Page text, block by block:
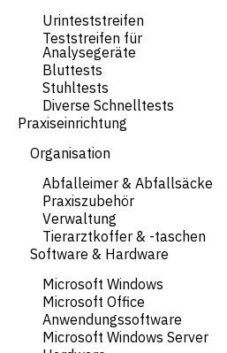
Urinteststreifen
Teststreifen für
Analysegeräte
Bluttests
Stuhltests
Diverse Schnelltests
Praxiseinrichtung
Organisation
Abfalleimer & Abfallsäcke
Praxiszubehör
Verwaltung
Tierarztkoffer & -taschen
Software & Hardware
Microsoft Windows
Microsoft Office
Anwendungssoftware
Microsoft Windows Server